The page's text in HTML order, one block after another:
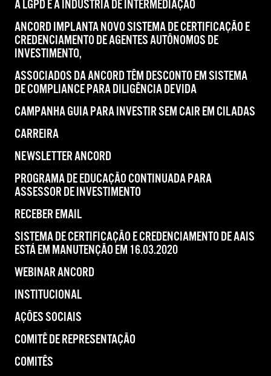
A LGPD E A INDÚSTRIA DE INTERMEDIAÇÃO
ANCORD IMPLANTA NOVO SISTEMA DE CERTIFICAÇÃO E
CREDENCIAMENTO DE AGENTES AUTÔNOMOS DE
INVESTIMENTO,
ASSOCIADOS DA ANCORD TÊM DESCONTO EM SISTEMA
DE COMPLIANCE PARA DILIGÊNCIA DEVIDA
CAMPANHA GUIA PARA INVESTIR SEM CAIR EM CILADAS
CARREIRA
NEWSLETTER ANCORD
PROGRAMA DE EDUCAÇÃO CONTINUADA PARA
ASSESSOR DE INVESTIMENTO
RECEBER EMAIL
SISTEMA DE CERTIFICAÇÃO E CREDENCIAMENTO DE AAIS
ESTÁ EM MANUTENÇÃO EM 16.03.2020
WEBINAR ANCORD
INSTITUCIONAL
AÇÕES SOCIAIS
COMITÊ DE REPRESENTAÇÃO
COMITÊS